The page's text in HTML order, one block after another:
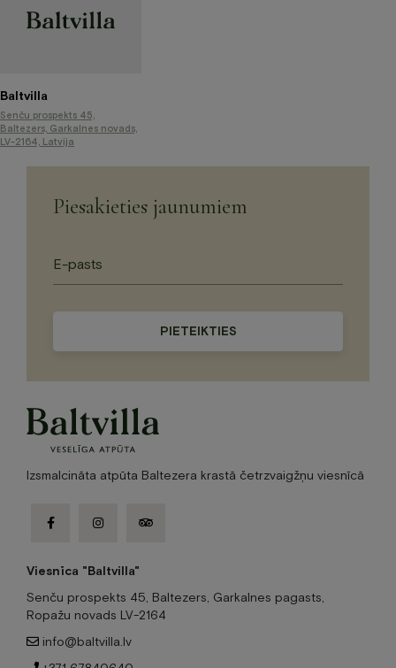
Baltvilla
Senču prospekts 45,
Baltezers, Garkalnes novads,
LV-2164, Latvija
Piesakieties jaunumiem
Izsmalcināta atpūta Baltezera krastā četrzvaigžņu viesnīcā
facebook-instagramtripadvisor
Viesnīca "Baltvilla"
Senču prospekts 45, Baltezers, Garkalnes pagasts,
Ropažu novads LV-2164
info@baltvilla.lv